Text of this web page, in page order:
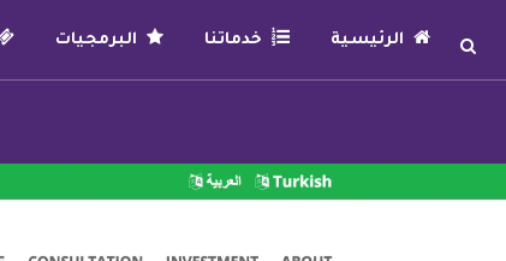
الرئيسية خدماتنا البرمجيات